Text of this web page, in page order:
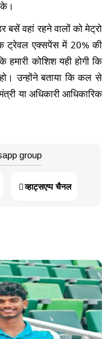
वहां रहने वालों को मेट्रो
ट्रेवल एक्सपेंस में 20% की
कोशिश यही होगी कि
उन्होंने बताया कि कल से
या अधिकारी आधिकारिक
group
व्हाट्सएप्प चैनल